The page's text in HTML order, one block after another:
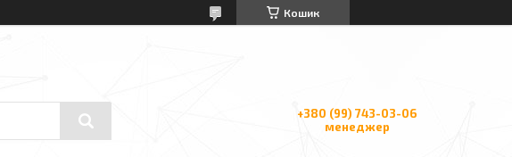
Кошик
+380 (99) 743-03-06
менеджер